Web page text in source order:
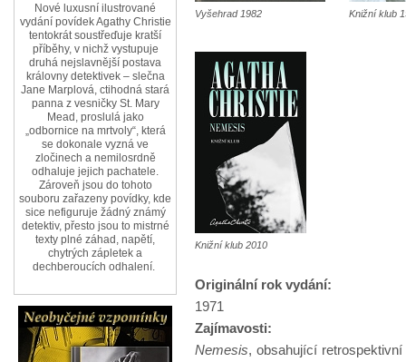
Vyšehrad 1982 Knižní klub
Knižní klub 2010
Originální rok vydání:
1971
Zajímavosti:
Nemesis, obsahující
Nové luxusní ilustrované
vydání povídek Agathy Christie
tentokrát soustřeďuje kratší
příběhy, v nichž vystupuje
druhá nejslavnější postava
královny detektivek – slečna
Jane Marplová, ctihodná stará
panna z vesničky St. Mary
Mead, proslulá jako
„odbornice na mrtvoly“, která
se dokonale vyzná ve
zločinech a nemilosrdně
odhaluje jejich pachatele.
Zároveň jsou do tohoto
souboru zařazeny povídky, kde
sice nefiguruje žádný známý
detektiv, přesto jsou to mistrné
texty plné záhad, napětí,
chytrých zápletek a
dechberoucích odhalení.